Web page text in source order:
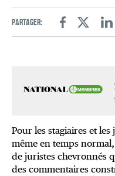
Partager:
FacebookTwitter
Pour les stagiaires et
même en temps
de juristes chevronnés
des commentaires